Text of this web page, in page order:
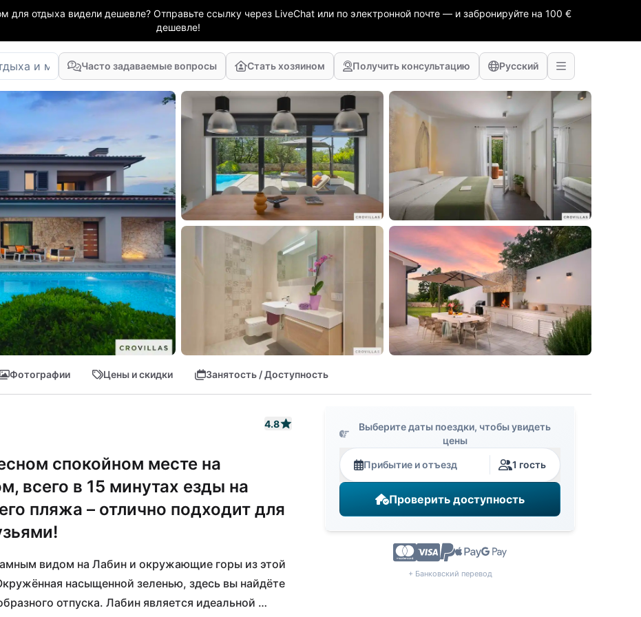
для отдыха видели дешевле? Отправьте ссылку через LiveChat или по электронной почте — и забронируйте на 100 €
дешевле!
Часто задаваемые вопросы Стать хозяином Получить консультацию Русский
Фотографии Цены и скидки Занятость / Доступность
4.8
спокойном месте на
всего в 15 минутах езды на
пляжа – отлично подходит для
видом на Лабин и окружающие горы из этой
насыщенной зеленью, здесь вы найдёте
отпуска. Лабин является идеальной
Выберите даты поездки, чтобы увидеть
цены
Прибытие и отъезд 1 гость
Проверить доступность
+ Банковский перевод